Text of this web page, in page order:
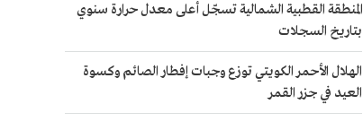
المنطقة القطبية الشمالية تسجّل أعلى معدل حرارة سنوي
بتاريخ السجلات
الهلال الأحمر الكويتي توزع وجبات إفطار الصائم وكسوة
العيد في جزر القمر